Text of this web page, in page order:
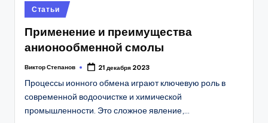
Posted
in
Статьи
Применение и преимущества
анионообменной смолы
Posted
Виктор Степанов 21 декабря 2023
Процессы ионного обмена играют ключевую роль в
современной водоочистке и химической
промышленности. Это сложное явление,…